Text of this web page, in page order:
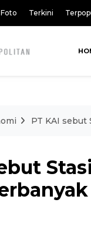
Terkini
PT KAI sebut